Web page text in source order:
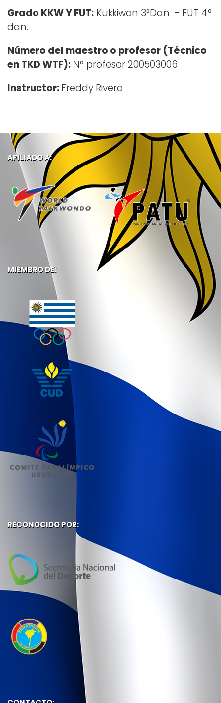
Grado KKW Y FUT: Kukkiwon 3°Dan - FUT 4°
dan.
Número del maestro o profesor (Técnico
en TKD WTF): N° profesor 200503006
Instructor:Freddy Rivero
AFILIADO A:
MIEMBRO DE:
RECONOCIDO POR: